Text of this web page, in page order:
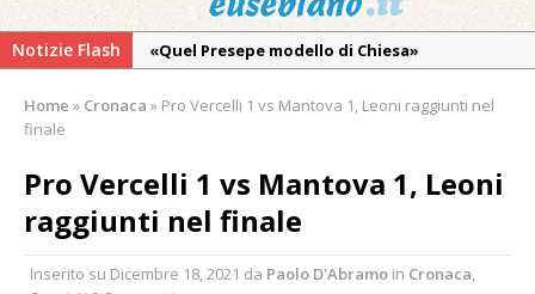
Notizie Flash
«Quel Presepe modello di Chiesa»
Ringraziamento: convegno, messa e
Pro vs Saluzzo, amichevole di buon riscontro
Piscina ex Enal non balneabile dopo i controlli
provvisoria»
Home » Cronaca » Pro Vercelli 1 vs Mantova 1, Leoni raggiunti nel
finale
Pro Vercelli 1 vs Mantova 1, Leoni
raggiunti nel finale
Inserito su Dicembre 18, 2021 da Paolo D'Abramo in Cronaca